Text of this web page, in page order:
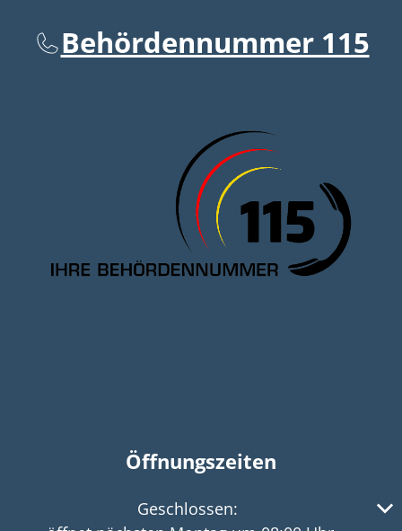
Behördennummer 115
Öffnungszeiten
Klicken, um weitere Öffnungs- oder Schließzeiten
Geschlossen: